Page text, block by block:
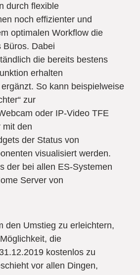
durch flexible
noch effizienter und
optimalen Workflow die
Büros. Dabei
die bereits bestens
erhalten
So kann beispielweise
zur
oder IP-Video TFE
mit den
der Status von
visualisiert werden.
der bei allen ES-Systemen
Server von
den Umstieg zu erleichtern,
die
kostenlos zu
vor allen Dingen,